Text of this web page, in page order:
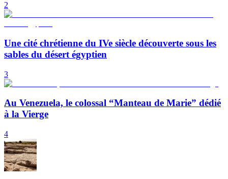
2
Une cité chrétienne du IVe siècle découverte sous les
sables du désert égyptien
3
Au Venezuela, le colossal “Manteau de Marie” dédié
à la Vierge
4